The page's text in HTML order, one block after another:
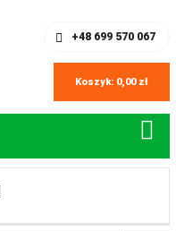
+48 699 570 067
Koszyk: 0,00 zł